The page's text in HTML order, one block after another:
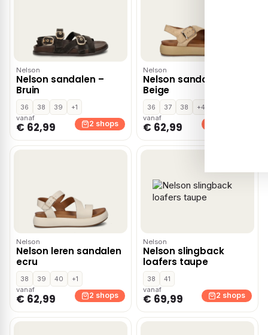
Nelson
Nelson sandalen –
Bruin
36 38 39
+1
vanaf
€ 62,99 2 shops
Nelson
Nelson sandalen –
Beige
36 37 38
+4
vanaf
€ 62,99
Nelson
Nelson leren sandalen
ecru
38 39 40
+1
vanaf
€ 62,99 2 shops
Nelson
Nelson slingback
loafers taupe
38
41
vanaf
€ 69,99 2 shops